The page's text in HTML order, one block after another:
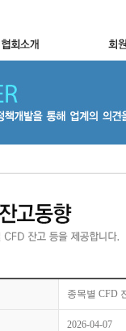
종목별 CFD
2026-04-07